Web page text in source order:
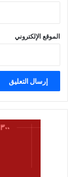
الموقع الإلكتروني